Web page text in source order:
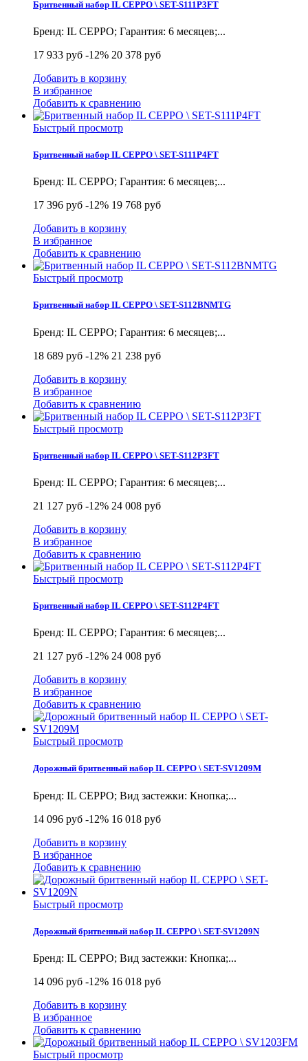
Бритвенный набор IL CEPPO \ SET-S111P3FT
Бренд: IL CEPPO; Гарантия: 6 месяцев;...
17 933 руб -12% 20 378 руб
Добавить в корзину
В избранное
Добавить к сравнению
Быстрый просмотр
Бритвенный набор IL CEPPO \ SET-S111P4FT
Бренд: IL CEPPO; Гарантия: 6 месяцев;...
17 396 руб -12% 19 768 руб
Добавить в корзину
В избранное
Добавить к сравнению
Быстрый просмотр
Бритвенный набор IL CEPPO \ SET-S112BNMTG
Бренд: IL CEPPO; Гарантия: 6 месяцев;...
18 689 руб -12% 21 238 руб
Добавить в корзину
В избранное
Добавить к сравнению
Быстрый просмотр
Бритвенный набор IL CEPPO \ SET-S112P3FT
Бренд: IL CEPPO; Гарантия: 6 месяцев;...
21 127 руб -12% 24 008 руб
Добавить в корзину
В избранное
Добавить к сравнению
Быстрый просмотр
Бритвенный набор IL CEPPO \ SET-S112P4FT
Бренд: IL CEPPO; Гарантия: 6 месяцев;...
21 127 руб -12% 24 008 руб
Добавить в корзину
В избранное
Добавить к сравнению
Быстрый просмотр
Дорожный бритвенный набор IL CEPPO \ SET-SV1209M
Бренд: IL CEPPO; Вид застежки: Кнопка;...
14 096 руб -12% 16 018 руб
Добавить в корзину
В избранное
Добавить к сравнению
Быстрый просмотр
Дорожный бритвенный набор IL CEPPO \ SET-SV1209N
Бренд: IL CEPPO; Вид застежки: Кнопка;...
14 096 руб -12% 16 018 руб
Добавить в корзину
В избранное
Добавить к сравнению
Быстрый просмотр